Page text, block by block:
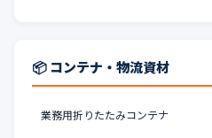
📦 コンテナ・物流資材
業務用折りたたみコンテナ